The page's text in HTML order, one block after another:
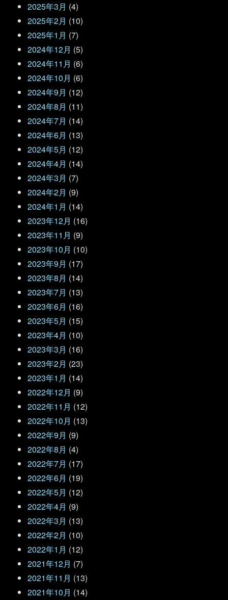
2025年3月 (4)
2025年2月 (10)
2025年1月 (7)
2024年12月 (5)
2024年11月 (6)
2024年10月 (6)
2024年9月 (12)
2024年8月 (11)
2024年7月 (14)
2024年6月 (13)
2024年5月 (12)
2024年4月 (14)
2024年3月 (7)
2024年2月 (9)
2024年1月 (14)
2023年12月 (16)
2023年11月 (9)
2023年10月 (10)
2023年9月 (17)
2023年8月 (14)
2023年7月 (13)
2023年6月 (16)
2023年5月 (15)
2023年4月 (10)
2023年3月 (16)
2023年2月 (23)
2023年1月 (14)
2022年12月 (9)
2022年11月 (12)
2022年10月 (13)
2022年9月 (9)
2022年8月 (4)
2022年7月 (17)
2022年6月 (19)
2022年5月 (12)
2022年4月 (9)
2022年3月 (13)
2022年2月 (10)
2022年1月 (12)
2021年12月 (7)
2021年11月 (13)
2021年10月 (14)